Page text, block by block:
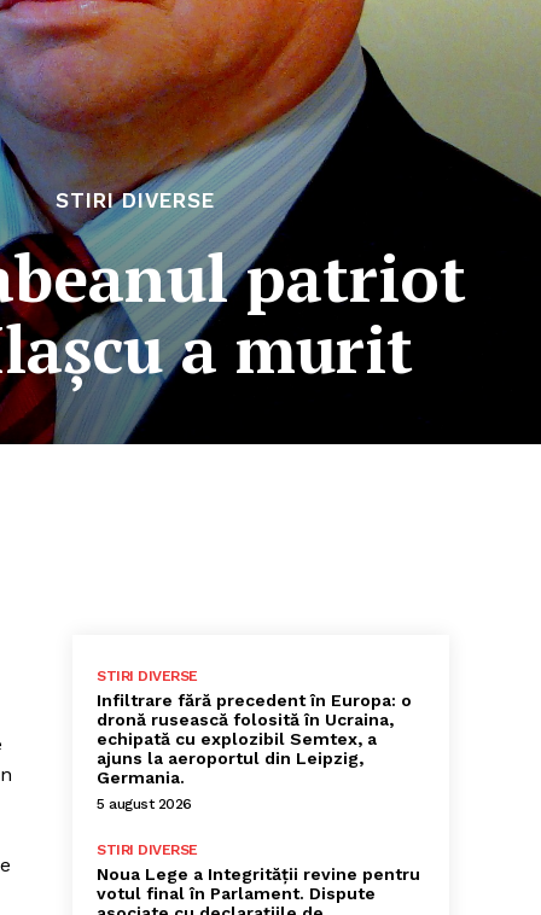
STIRI DIVERSE
patriot
a murit
STIRI DIVERSE
Infiltrare fără precedent în Europa: o
dronă rusească folosită în Ucraina,
echipată cu explozibil Semtex, a
ajuns la aeroportul din Leipzig,
Germania.
5 august 2026
STIRI DIVERSE
Noua Lege a Integrității revine pentru
votul final în Parlament. Dispute